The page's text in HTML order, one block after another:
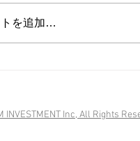
キシング・マスタリング
社スタジオにて私が担当致
してゆけるよう、また、新
トを追加…
INVESTMENT Inc, All Rights